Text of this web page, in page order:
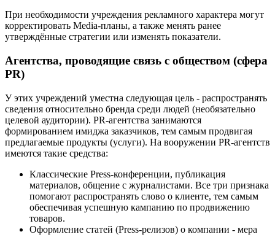
При необходимости учреждения рекламного характера могут
корректировать Media-планы, а также менять ранее
утверждённые стратегии или изменять показатели.
Агентства, проводящие связь с обществом (сфера
PR)
У этих учреждений уместна следующая цель - распространять
сведения относительно бренда среди людей (необязательно
целевой аудитории). PR-агентства занимаются
формированием имиджа заказчиков, тем самым продвигая
предлагаемые продукты (услуги). На вооружении PR-агентств
имеются такие средства:
Классические Press-конференции, публикация
материалов, общение с журналистами. Все три признака
помогают распространять слово о клиенте, тем самым
обеспечивая успешную кампанию по продвижению
товаров.
Оформление статей (Press-релизов) о компании - мера